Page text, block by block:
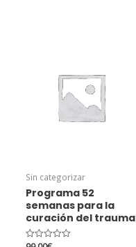
Sin categorizar
Programa 52
semanas para la
curación del trauma